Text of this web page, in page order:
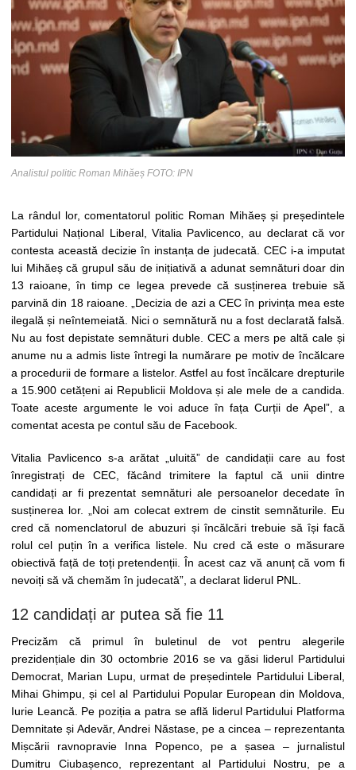
Analistul politic Roman Mihăeș FOTO: IPN
La rândul lor, comentatorul politic Roman Mihăeș și președintele
Partidului Național Liberal, Vitalia Pavlicenco, au declarat că vor
contesta această decizie în instanța de judecată. CEC i-a imputat
lui Mihăeș că grupul său de inițiativă a adunat semnături doar din
13 raioane, în timp ce legea prevede că susținerea trebuie să
parvină din 18 raioane. „Decizia de azi a CEC în privința mea este
ilegală și neîntemeiată. Nici o semnătură nu a fost declarată falsă.
Nu au fost depistate semnături duble. CEC a mers pe altă cale și
anume nu a admis liste întregi la numărare pe motiv de încălcare
a procedurii de formare a listelor. Astfel au fost încălcare drepturile
a 15.900 cetățeni ai Republicii Moldova și ale mele de a candida.
Toate aceste argumente le voi aduce în fața Curții de Apel”, a
comentat acesta pe contul său de Facebook.
Vitalia Pavlicenco s-a arătat „uluită” de candidații care au fost
înregistrați de CEC, făcând trimitere la faptul că unii dintre
candidați ar fi prezentat semnături ale persoanelor decedate în
susținerea lor. „Noi am colecat extrem de cinstit semnăturile. Eu
cred că nomenclatorul de abuzuri și încălcări trebuie să își facă
rolul cel puțin în a verifica listele. Nu cred că este o măsurare
obiectivă față de toți pretendenții. În acest caz vă anunț că vom fi
nevoiți să vă chemăm în judecată”, a declarat liderul PNL.
12 candidați ar putea să fie 11
Precizăm că primul în buletinul de vot pentru alegerile
prezidențiale din 30 octombrie 2016 se va găsi liderul Partidului
Democrat, Marian Lupu, urmat de președintele Partidului Liberal,
Mihai Ghimpu, și cel al Partidului Popular European din Moldova,
Iurie Leancă. Pe poziția a patra se află liderul Partidului Platforma
Demnitate și Adevăr, Andrei Năstase, pe a cincea – reprezentanta
Mișcării ravnopravie Inna Popenco, pe a șasea – jurnalistul
Dumitru Ciubașenco, reprezentant al Partidului Nostru, pe a